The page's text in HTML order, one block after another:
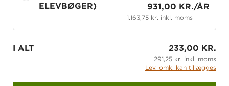
ELEVBØGER)
931,00 KR./ÅR
1.163,75 kr. inkl. moms
I ALT 233,00 KR.
291,25 kr. inkl. moms
Lev. omk. kan tillægges